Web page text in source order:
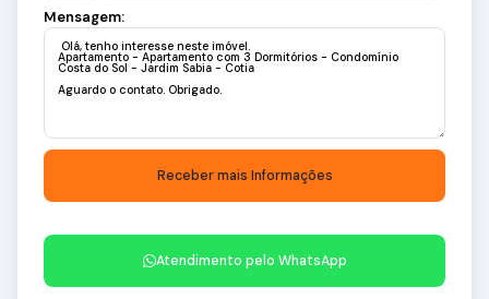
Mensagem:
Atendimento pelo WhatsApp